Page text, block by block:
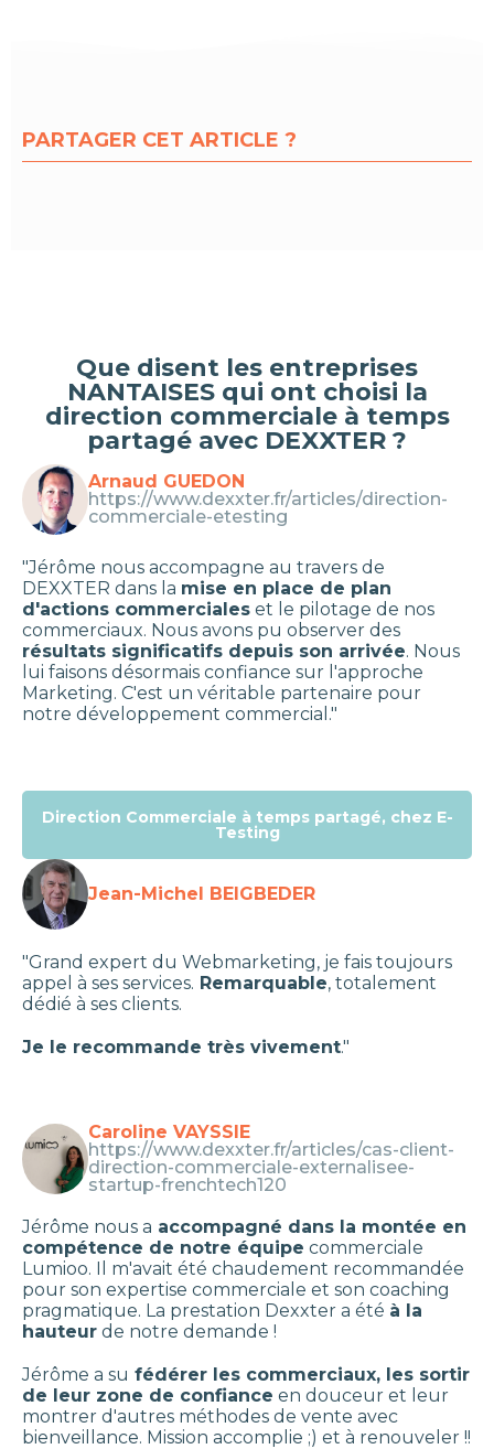
PARTAGER CET ARTICLE ?
Que disent les entreprises
NANTAISES qui ont choisi la
direction commerciale à temps
partagé avec DEXXTER ?
Arnaud GUEDON
https://www.dexxter.fr/articles/direction-
commerciale-etesting
"Jérôme nous accompagne au travers de
DEXXTER dans la mise en place de plan
d'actions commerciales et le pilotage de nos
commerciaux. Nous avons pu observer des
résultats significatifs depuis son arrivée. Nous
lui faisons désormais confiance sur l'approche
Marketing. C'est un véritable partenaire pour
notre développement commercial."
Direction Commerciale à temps partagé, chez E-
Testing
Jean-Michel BEIGBEDER
"Grand expert du Webmarketing, je fais toujours
appel à ses services. Remarquable, totalement
dédié à ses clients.
Je le recommande très vivement."
Caroline VAYSSIE
https://www.dexxter.fr/articles/cas-client-
direction-commerciale-externalisee-
startup-frenchtech120
Jérôme nous a accompagné dans la montée en
compétence de notre équipe commerciale
Lumioo. Il m'avait été chaudement recommandée
pour son expertise commerciale et son coaching
pragmatique. La prestation Dexxter a été à la
hauteur de notre demande !
Jérôme a su fédérer les commerciaux, les sortir
de leur zone de confiance en douceur et leur
montrer d'autres méthodes de vente avec
bienveillance. Mission accomplie ;) et à renouveler !!